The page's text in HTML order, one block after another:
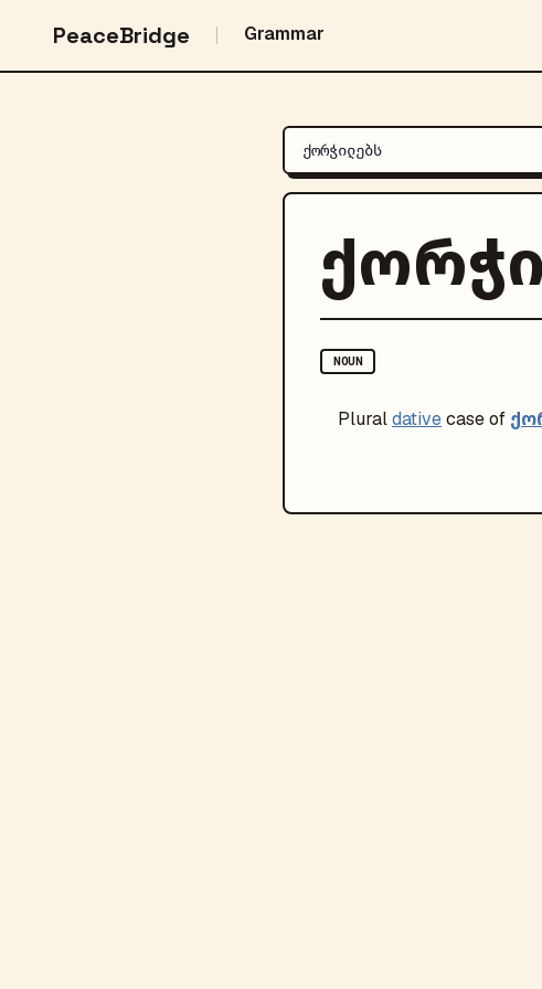
PeaceBridge Grammar
NOUN
Pluraldativecase of